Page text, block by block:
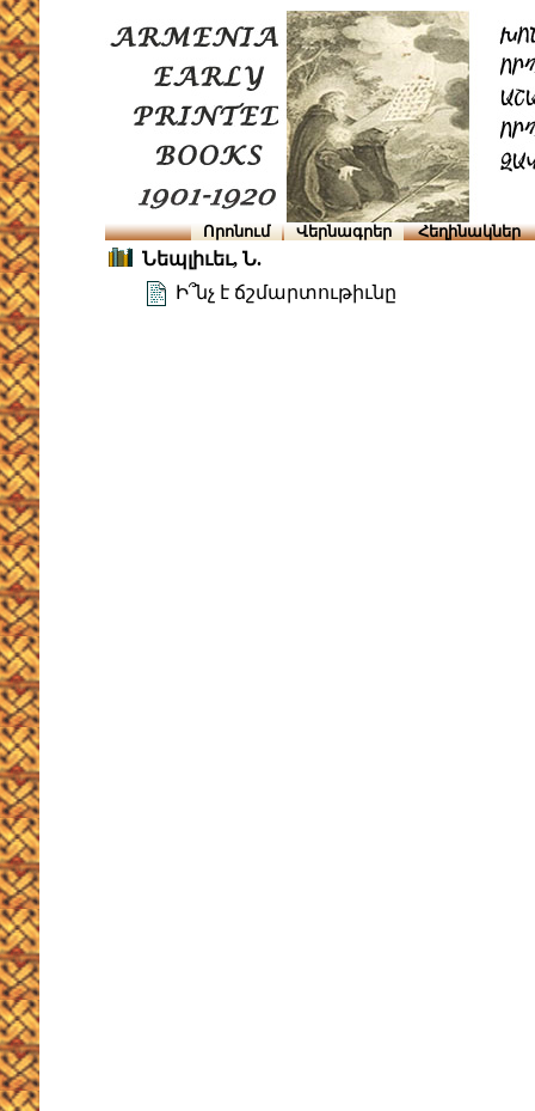
Որոնում Վերնագրեր Հեղինակներ
Նեպլիւեւ, Ն.
Ի՞նչ է ճշմարտութիւնը